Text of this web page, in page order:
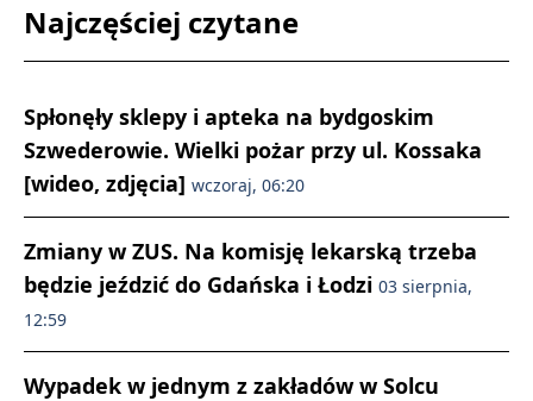
Najczęściej czytane
Spłonęły sklepy i apteka na bydgoskim
Szwederowie. Wielki pożar przy ul. Kossaka
[wideo, zdjęcia] wczoraj, 06:20
Zmiany w ZUS. Na komisję lekarską trzeba
będzie jeździć do Gdańska i Łodzi 03 sierpnia,
12:59
Wypadek w jednym z zakładów w Solcu